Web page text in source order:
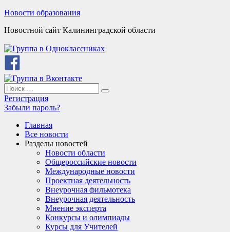
Skip
content
Новости образования
Новостной сайт Калининградской области
Search
for:
Search
Регистрация
Забыли пароль?
Главная
Все новости
Разделы новостей
Новости области
Общероссийские новости
Международные новости
Проектная деятельность
Внеурочная фильмотека
Внеурочная деятельность
Мнение эксперта
Конкурсы и олимпиады
Курсы для Учителей